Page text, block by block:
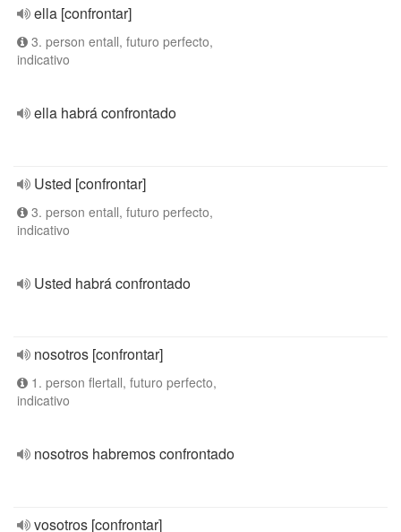
ella [confrontar]
3. person entall, futuro perfecto,
indicativo
ella habrá confrontado
Usted [confrontar]
3. person entall, futuro perfecto,
indicativo
Usted habrá confrontado
nosotros [confrontar]
1. person flertall, futuro perfecto,
indicativo
nosotros habremos confrontado
vosotros [confrontar]